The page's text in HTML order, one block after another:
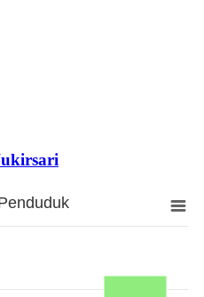
Range: 0 to 15000.